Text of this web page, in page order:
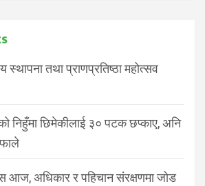
स्थापना तथा प्राणप्रतिष्ठा महोत्सव
निहुँमा छिमेकीलाई ३० पटक छप्काए, अनि
आज, अधिकार र पहिचान संरक्षणमा जोड